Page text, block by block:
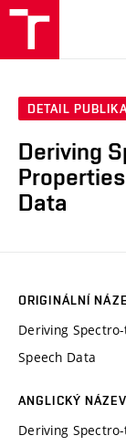
DETAIL
Deriving
Data
ORIGINÁLNÍ
Deriving
Speech Data
ANGLICKÝ NÁZEV
Deriving